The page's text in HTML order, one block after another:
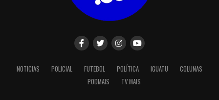
NOTICIAS POLICIAL FUTEBOL POLÍTICA IGUATU
COLUNAS
PODMAIS
TV MAIS